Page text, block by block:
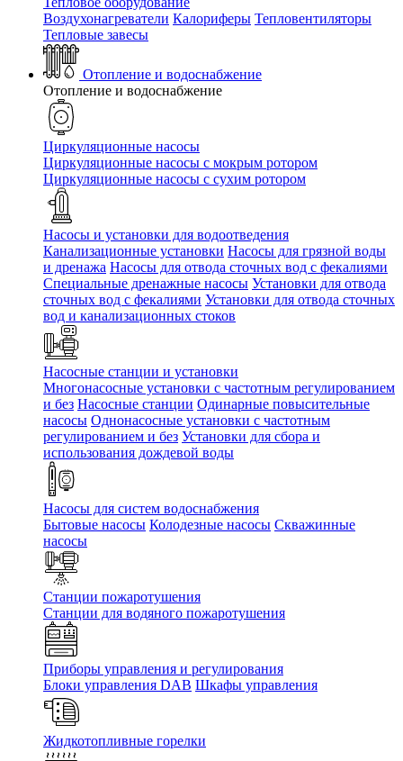
Воздухонагреватели Калориферы Тепловентиляторы
Тепловые завесы
Отопление и водоснабжение
Отопление и водоснабжение
Циркуляционные насосы
Циркуляционные насосы с мокрым ротором
Циркуляционные насосы с сухим ротором
Насосы и установки для водоотведения
Канализационные установки Насосы для грязной воды
и дренажа Насосы для отвода сточных вод c фекалиями
Специальные дренажные насосы Установки для отвода
сточных вод c фекалиями Установки для отвода сточных
вод и канализационных стоков
Насосные станции и установки
Многонасосные установки с частотным регулированием
и без Насосные станции Одинарные повысительные
насосы Однонасосные установки с частотным
регулированием и без Установки для сбора и
использования дождевой воды
Насосы для систем водоснабжения
Бытовые насосы Колодезные насосы Скважинные
насосы
Станции пожаротушения
Станции для водяного пожаротушения
Приборы управления и регулирования
Блоки управления DAB Шкафы управления
Жидкотопливные горелки